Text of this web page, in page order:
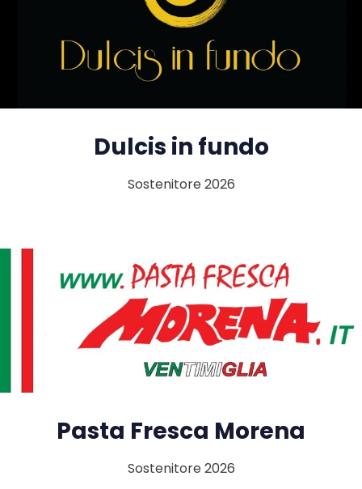
Dulcis in fundo
Sostenitore 2026
Pasta Fresca Morena
Sostenitore 2026